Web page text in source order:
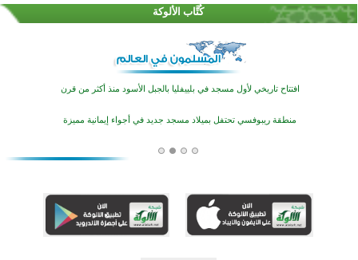
كُتَّاب الألوكة
اختتام منافسات قرآنية متميزة في بنغلاديش بمشاركة 3000 متسابق
افتتاح تاريخي لأول مسجد في بلييفليا بالجبل الأسود منذ أكثر من قرن
منطقة ريبوفسي تحتفل بميلاد مسجد جديد في أجواء إيمانية مميزة
أكبر مشروع إسلامي في ريف أستراليا يفتتح أبوابه بعد سنوات من العمل والعطاء
اختتام الدورة التاسعة لمسابقة حفظ وتلاوة القرآن الكريم في أزناكاييف